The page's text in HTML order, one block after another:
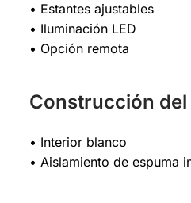
• Estantes ajustables
• Iluminación LED
• Opción remota
Construcción
• Interior blanco
• Aislamiento de espuma